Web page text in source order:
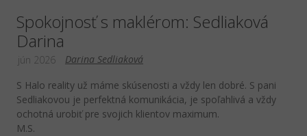
Spokojnosť s maklérom: Sedliaková
Darina
Darina Sedliaková
jún 2026
S Halo reality už máme skúsenosti a vždy len dobré. S pani
Sedliakovou je perfektná komunikácia, je spoľahlivá a vždy
ochotná urobiť pre svojich klientov maximum.
M.S.